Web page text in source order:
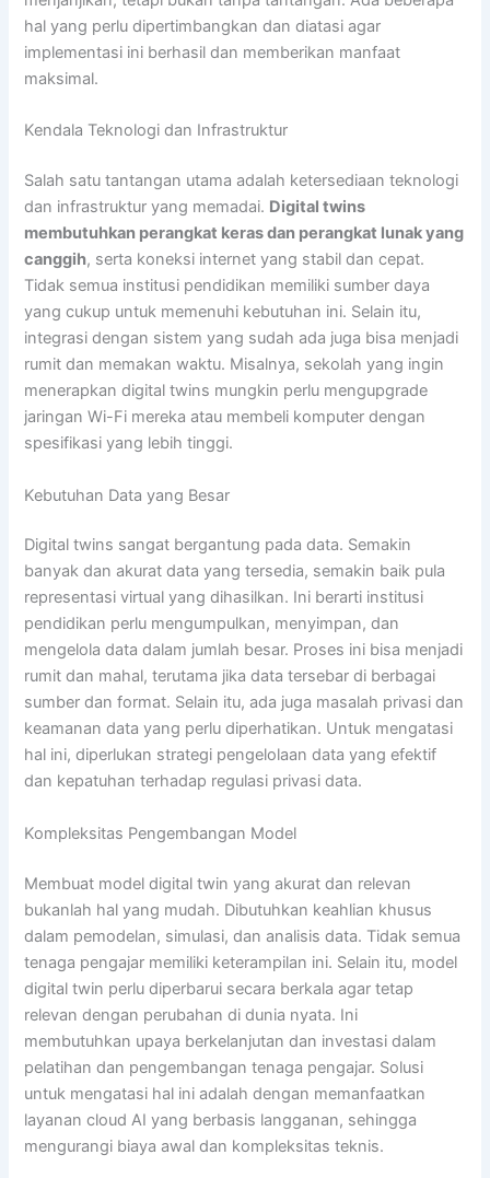
hal yang perlu dipertimbangkan dan diatasi agar
implementasi ini berhasil dan memberikan manfaat
maksimal.
Kendala Teknologi dan Infrastruktur
Salah satu tantangan utama adalah ketersediaan teknologi
dan infrastruktur yang memadai. Digital twins
membutuhkan perangkat keras dan perangkat lunak yang
canggih, serta koneksi internet yang stabil dan cepat.
Tidak semua institusi pendidikan memiliki sumber daya
yang cukup untuk memenuhi kebutuhan ini. Selain itu,
integrasi dengan sistem yang sudah ada juga bisa menjadi
rumit dan memakan waktu. Misalnya, sekolah yang ingin
menerapkan digital twins mungkin perlu mengupgrade
jaringan Wi-Fi mereka atau membeli komputer dengan
spesifikasi yang lebih tinggi.
Kebutuhan Data yang Besar
Digital twins sangat bergantung pada data. Semakin
banyak dan akurat data yang tersedia, semakin baik pula
representasi virtual yang dihasilkan. Ini berarti institusi
pendidikan perlu mengumpulkan, menyimpan, dan
mengelola data dalam jumlah besar. Proses ini bisa menjadi
rumit dan mahal, terutama jika data tersebar di berbagai
sumber dan format. Selain itu, ada juga masalah privasi dan
keamanan data yang perlu diperhatikan. Untuk mengatasi
hal ini, diperlukan strategi pengelolaan data yang efektif
dan kepatuhan terhadap regulasi privasi data.
Kompleksitas Pengembangan Model
Membuat model digital twin yang akurat dan relevan
bukanlah hal yang mudah. Dibutuhkan keahlian khusus
dalam pemodelan, simulasi, dan analisis data. Tidak semua
tenaga pengajar memiliki keterampilan ini. Selain itu, model
digital twin perlu diperbarui secara berkala agar tetap
relevan dengan perubahan di dunia nyata. Ini
membutuhkan upaya berkelanjutan dan investasi dalam
pelatihan dan pengembangan tenaga pengajar. Solusi
untuk mengatasi hal ini adalah dengan memanfaatkan
layanan cloud AI yang berbasis langganan, sehingga
mengurangi biaya awal dan kompleksitas teknis.